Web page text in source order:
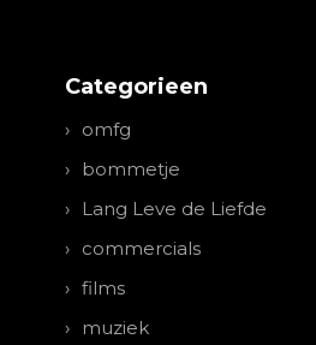
Categorieen
omfg
bommetje
Lang Leve de Liefde
commercials
films
muziek